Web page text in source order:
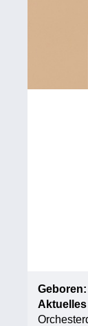
Geboren: